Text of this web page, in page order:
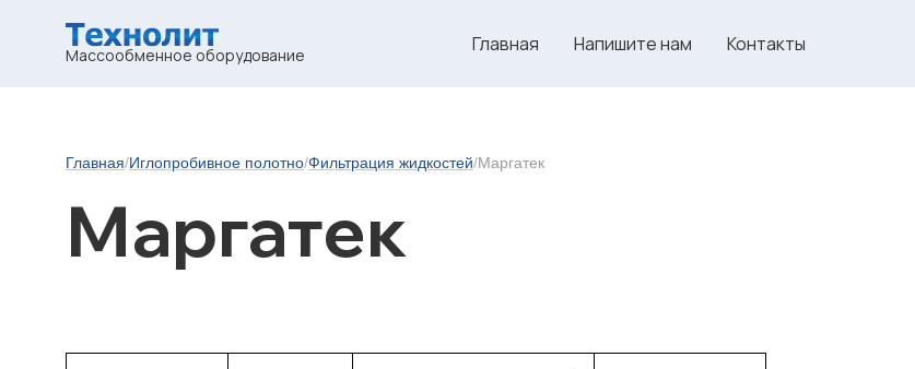
Массообменное оборудование Главная Напишите нам Контакты
Главная/Иглопробивное полотно/Фильтрация жидкостей/Маргатек
Маргатек